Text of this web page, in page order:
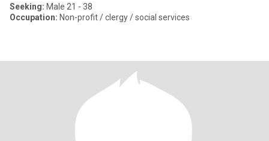
Seeking: Male 21 - 38
Occupation: Non-profit / clergy / social services